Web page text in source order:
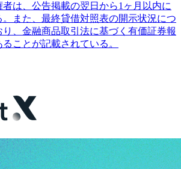
は、公告掲載の翌日から1ヶ月以内に
また、最終貸借対照表の開示状況につ
、金融商品取引法に基づく有価証券報
ことが記載されている。